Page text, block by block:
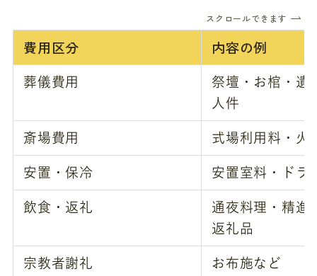
スクロールできます
費用区分 内容の例
葬儀費用
祭壇・お棺・遺
人件
斎場費用 式場利用料・火
安置・保冷 安置室料・ドラ
飲食・返礼
通夜料理・精進
返礼品
宗教者謝礼 お布施など